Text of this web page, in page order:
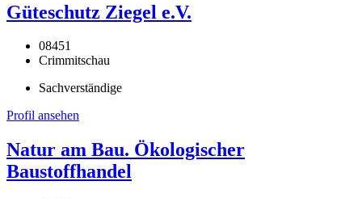
Güteschutz Ziegel e.V.
08451
Crimmitschau
Sachverständige
Profil ansehen
Natur am Bau. Ökologischer
Baustoffhandel